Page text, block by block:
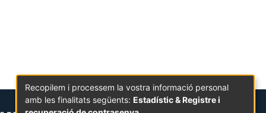
Recopilem i processem la vostra informació personal
amb les finalitats següents: Estadístic & Registre i